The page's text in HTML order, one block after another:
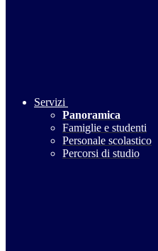
Servizi
Panoramica
Famiglie e studenti
Personale scolastico
Percorsi di studio